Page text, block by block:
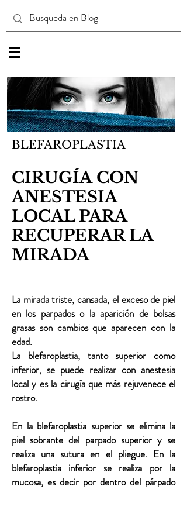
BLEFAROPLASTIA
CIRUGÍACON
ANESTESIA
LOCAL PARA
RECUPERAR LA
MIRADA
La mirada triste, cansada, el exceso de piel
en los parpados o la aparición de bolsas
grasas son cambios que aparecen con la
edad.
La blefaroplastia, tanto superior como
inferior, se puede realizar con anestesia
local y es la cirugía que más rejuvenece el
rostro.
En la blefaroplastia superior se elimina la
piel sobrante del parpado superior y se
realiza una sutura en el pliegue. En la
blefaroplastia inferior se realiza por la
mucosa, es decir por dentro del párpado